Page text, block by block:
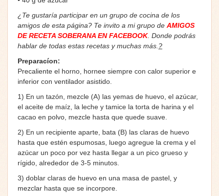
¿Te gustaría participar en un grupo de cocina de los
amigos de esta página? Te invito a mi grupo de AMIGOS
DE RECETA SOBERANA EN FACEBOOK. Donde podrás
hablar de todas estas recetas y muchas más. ?
Preparacíon:
Precaliente el horno, hornee siempre con calor superior e
inferior con ventilador asistido.
1) En un tazón, mezcle (A) las yemas de huevo, el azúcar,
el aceite de maíz, la leche y tamice la torta de harina y el
cacao en polvo, mezcle hasta que quede suave.
2) En un recipiente aparte, bata (B) las claras de huevo
hasta que estén espumosas, luego agregue la crema y el
azúcar un poco por vez hasta llegar a un pico grueso y
rígido, alrededor de 3-5 minutos.
3) doblar claras de huevo en una masa de pastel, y
mezclar hasta que se incorpore.